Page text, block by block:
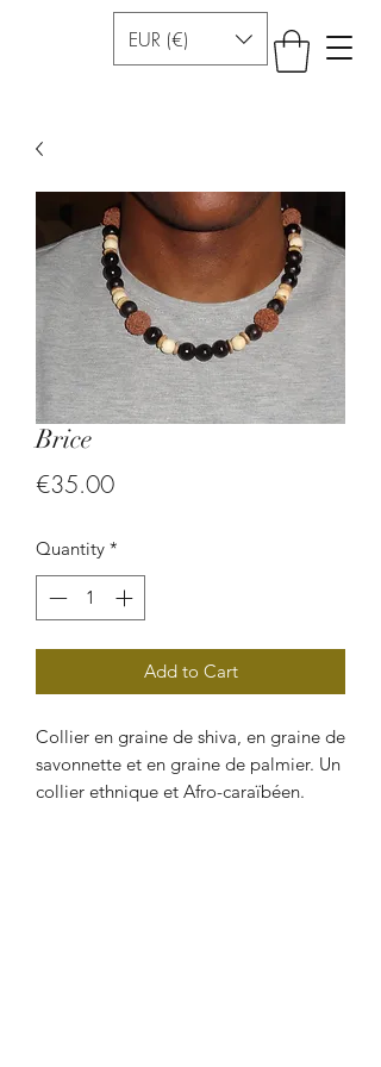
EUR (€)
Brice
€35.00Price
Quantity *
Add to Cart
Collier en graine de shiva, en graine de
savonnette et en graine de palmier. Un
collier ethnique et Afro-caraïbéen.